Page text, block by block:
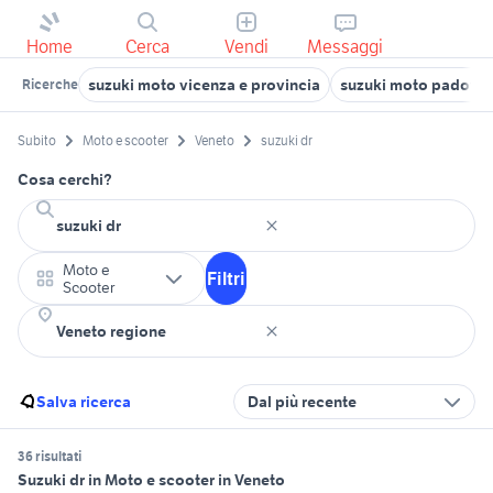
Home Cerca Vendi Messaggi
Ricerche suzuki moto vicenza e provincia suzuki moto padova
Subito Moto e scooter Veneto suzuki dr
Cosa cerchi?
Moto e
Scooter
Filtri
Salva ricerca Dal più recente
36 risultati
Suzuki dr in Moto e scooter in Veneto